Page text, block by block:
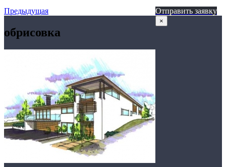
Предыдущая
обрисовка
Отправить заявку
×